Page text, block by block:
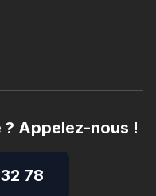
Appelez-nous !
78